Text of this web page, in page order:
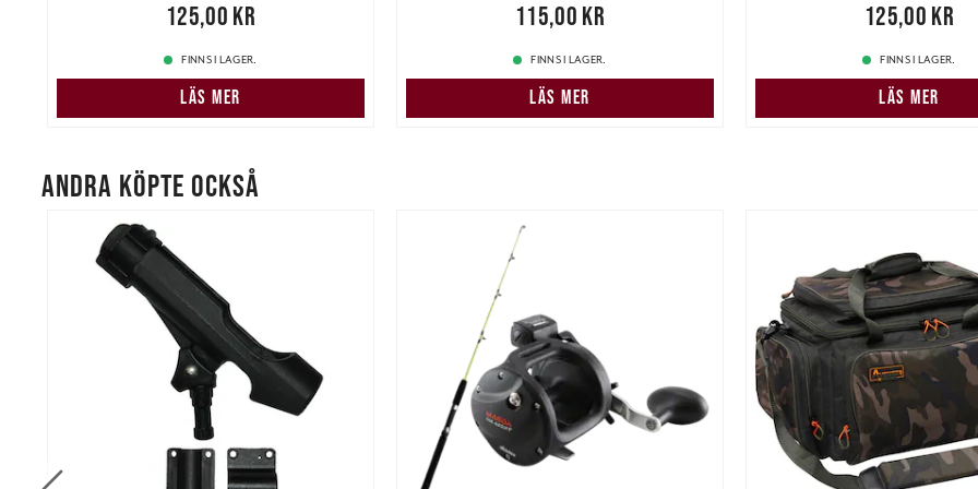
125,00 kr125,00 kr
FINNS I LAGER.
LÄS MER
115,00 kr115,00 kr
FINNS I LAGER.
LÄS MER
125,00 kr125,00 kr
FINNS I LAGER.
LÄS MER
ANDRA KÖPTE OCKSÅ